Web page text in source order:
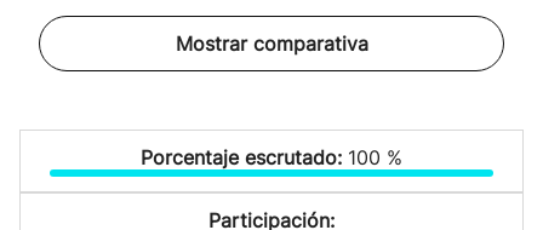
Mostrar comparativa
Porcentaje escrutado: 100 %
Participación: